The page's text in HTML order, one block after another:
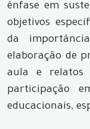
ênfase em
objetivos
da
elaboração de
aula e relatos
participação
educacionais,